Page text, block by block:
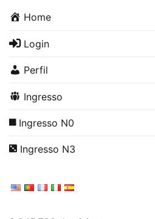
Home
Login
Perfil
Ingresso
Ingresso N0
Ingresso N3